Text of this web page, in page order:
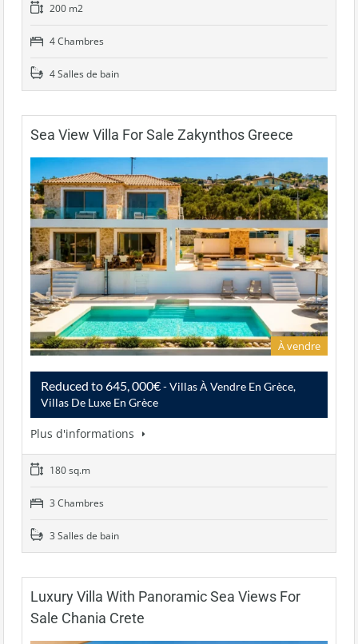
200 m2
4 Chambres
4 Salles de bain
Sea View Villa For Sale Zakynthos Greece
À vendre
Reduced to 645, 000€- Villas À Vendre En Grèce,
Villas De Luxe En Grèce
Plus d'informations
180 sq.m
3 Chambres
3 Salles de bain
Luxury Villa With Panoramic Sea Views For
Sale Chania Crete